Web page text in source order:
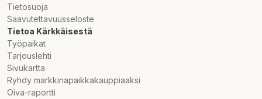
Tietosuoja
Saavutettavuusseloste
Tietoa Kärkkäisestä
Työpaikat
Tarjouslehti
Sivukartta
Ryhdy markkinapaikkakauppiaaksi
Oiva-raportti